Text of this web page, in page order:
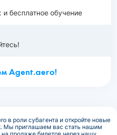
бесплатное обучение
Agent.aero!
в роли субагента и откройте новые
Мы приглашаем вас стать нашим